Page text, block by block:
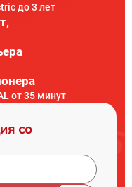
до 3 лет
от 35 минут
со